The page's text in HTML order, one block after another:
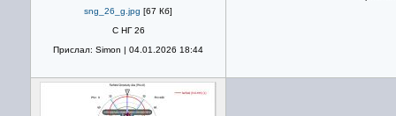
sng_26_g.jpg [67 Кб]
С НГ 26
Прислал: Simon | 04.01.2026 18:44